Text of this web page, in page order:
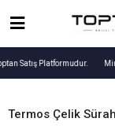
Satış Platformudur.
Termos Çelik